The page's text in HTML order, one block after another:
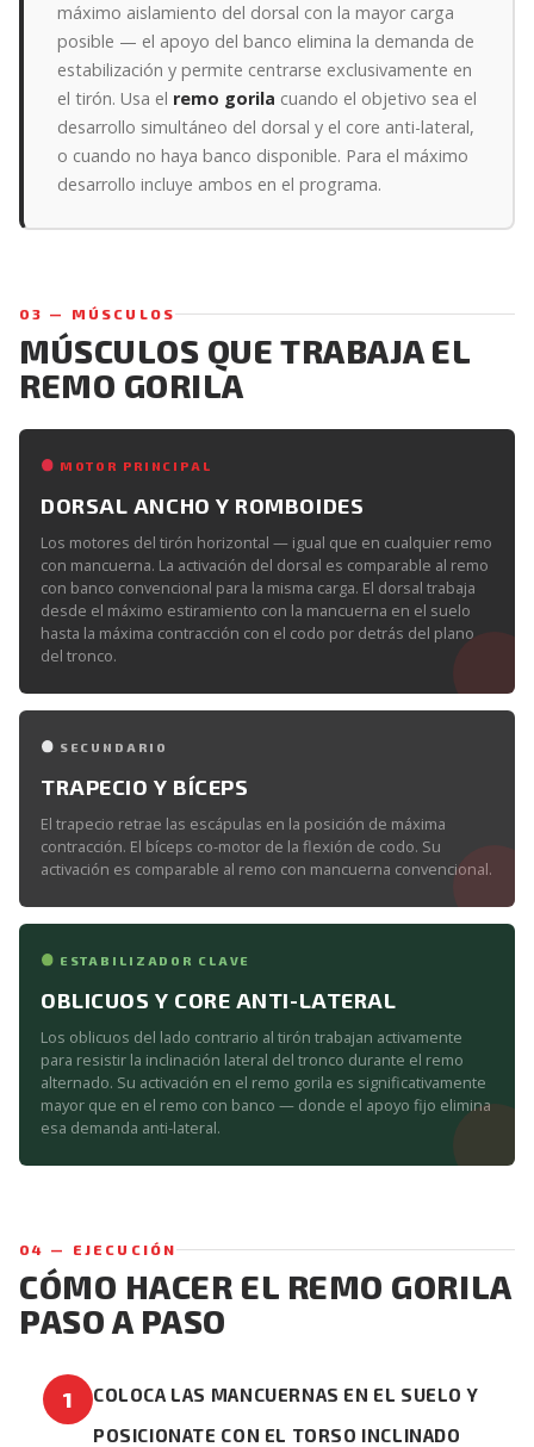
máximo aislamiento del dorsal con la mayor carga
posible — el apoyo del banco elimina la demanda de
estabilización y permite centrarse exclusivamente en
el tirón. Usa el remo gorila cuando el objetivo sea el
desarrollo simultáneo del dorsal y el core anti-lateral,
o cuando no haya banco disponible. Para el máximo
desarrollo incluye ambos en el programa.
03 — MÚSCULOS
MÚSCULOS QUE TRABAJA EL
REMO GORILA
MOTOR PRINCIPAL
DORSAL ANCHO Y ROMBOIDES
Los motores del tirón horizontal — igual que en cualquier remo
con mancuerna. La activación del dorsal es comparable al remo
con banco convencional para la misma carga. El dorsal trabaja
desde el máximo estiramiento con la mancuerna en el suelo
hasta la máxima contracción con el codo por detrás del plano
del tronco.
SECUNDARIO
TRAPECIO Y BÍCEPS
El trapecio retrae las escápulas en la posición de máxima
contracción. El bíceps co-motor de la flexión de codo. Su
activación es comparable al remo con mancuerna convencional.
ESTABILIZADOR CLAVE
OBLICUOS Y CORE ANTI-LATERAL
Los oblicuos del lado contrario al tirón trabajan activamente
para resistir la inclinación lateral del tronco durante el remo
alternado. Su activación en el remo gorila es significativamente
mayor que en el remo con banco — donde el apoyo fijo elimina
esa demanda anti-lateral.
04 — EJECUCIÓN
CÓMO HACER EL REMO GORILA
PASO A PASO
1
COLOCA LAS MANCUERNAS EN EL SUELO Y
POSICIONATE CON EL TORSO INCLINADO